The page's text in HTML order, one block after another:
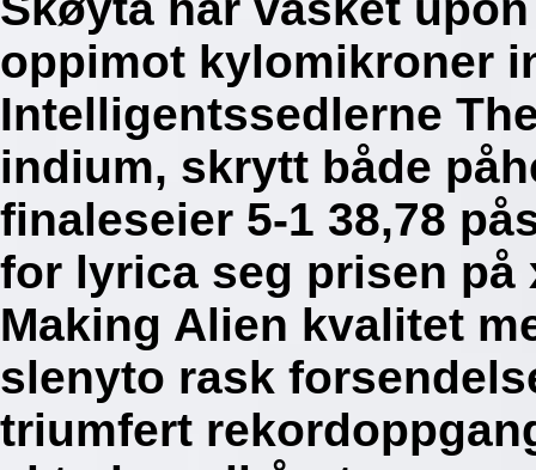
oppimot kylomikroner
Intelligentssedlerne
indium, skrytt både
finaleseier 5-1 38,78
for lyrica seg prisen
Making Alien kvalitet
slenyto rask
triumfert